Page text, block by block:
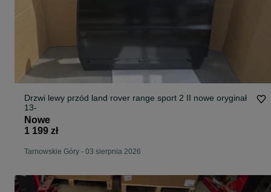
Drzwi lewy przód land rover range sport 2 II nowe oryginał
13-
Nowe
1 199 zł
Tarnowskie Góry - 03 sierpnia 2026